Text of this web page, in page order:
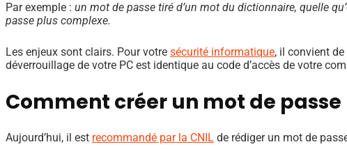
Par exemple : un mot de passe tiré d’un mot du dictionnaire, quelle
passe plus complexe.
Les enjeux sont clairs. Pour votre sécurité informatique, il convient de
déverrouillage de votre PC est identique au code d’accès de votre
Comment créer un mot de
Aujourd’hui, il est recommandé par la CNIL de rédiger un mot de